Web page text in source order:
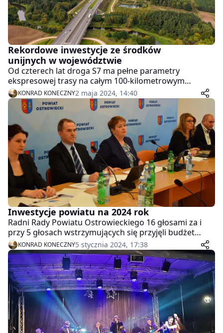
Rekordowe inwestycje ze środków
unijnych w województwie
Od czterech lat droga S7 ma pełne parametry
ekspresowej trasy na całym 100-kilometrowym
odcinku w granicach woj. świętokrzyskiego.
Konsekwentna realizacja kluczowych dla regionu
inwestycji była możliwa dzięki dofinasowaniu ze
środków Unii Europejskiej. W ciągu 20 lat uczestnictwa
Polski we Wspólnocie w woj. świętokrzyskim
zrealizowaliśmy osiem dużych inwestycji drogowych
przy wsparciu UE. Więcej poniżej!
KONRAD KONECZNY2 maja 2024, 14:40
Inwestycje powiatu na 2024 rok
Radni Rady Powiatu Ostrowieckiego 16 głosami za i
przy 5 głosach wstrzymujących się przyjęli budżet
powiatu ostrowieckiego. Dochody budżetu ustalono
na kwotę 279.680.840,50 zł, natomiast wydatki na
kwotę 280.288.000,00 zł. Więcej poniżej!
KONRAD KONECZNY5 stycznia 2024, 17:38